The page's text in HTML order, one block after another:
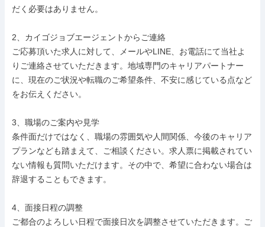
だく必要はありません。
2、カイゴジョブエージェントからご連絡
ご応募頂いた求人に対して、メールやLINE、お電話にて当社よ
りご連絡させていただきます。地域専門のキャリアパートナー
に、現在のご状況や転職のご希望条件、不安に感じている点など
をお伝えください。
3、職場のご案内や見学
条件面だけではなく、職場の雰囲気や人間関係、今後のキャリア
プランなども踏まえて、ご相談ください。求人票に掲載されてい
ない情報も質問いただけます。その中で、希望に合わない場合は
辞退することもできます。
4、面接日程の調整
ご都合のよろしい日程で面接日次を調整させていただきます。ご